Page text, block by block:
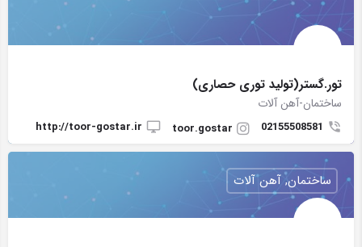
تور.گستر(تولید توری حصاری)
ساختمان-آهن آلات
02155508581
toor.gostar
http://toor-gostar.ir
ساختمان, آهن آلات